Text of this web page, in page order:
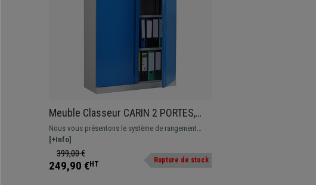
Meuble Classeur CARIN 2 PORTES,
140x92x37cm, en Acier, Bleu
Nous vous présentons le système de rangement
parfait pour le bureau: la série CARIN. Il s'agit de
meubles classeurs robustes en acier disponibles en
différentes tailles et couleurs dans lesquels vous
pourrez ranger et protéger tous vos documents
[+Info]
399,00 €
249,90 €HT Rupture de stock